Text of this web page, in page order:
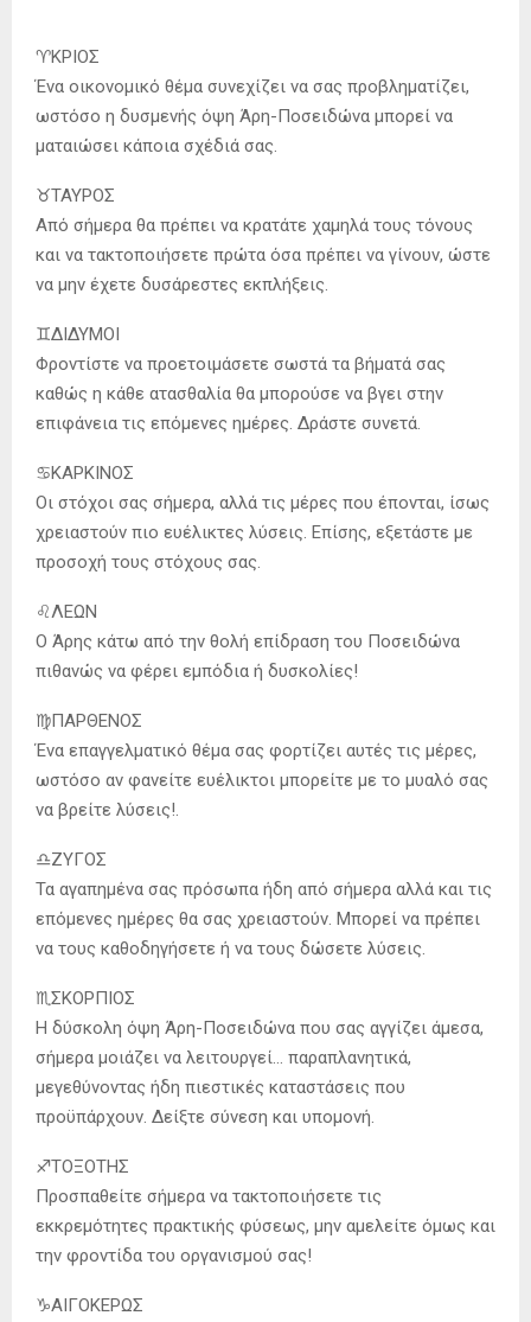
♈️ΚΡΙΟΣ
Ένα οικονομικό θέμα συνεχίζει να σας προβληματίζει,
ωστόσο η δυσμενής όψη Άρη-Ποσειδώνα μπορεί να
ματαιώσει κάποια σχέδιά σας.
♉️ΤΑΥΡΟΣ
Από σήμερα θα πρέπει να κρατάτε χαμηλά τους τόνους
και να τακτοποιήσετε πρώτα όσα πρέπει να γίνουν, ώστε
να μην έχετε δυσάρεστες εκπλήξεις.
♊️ΔΙΔΥΜΟΙ
Φροντίστε να προετοιμάσετε σωστά τα βήματά σας
καθώς η κάθε ατασθαλία θα μπορούσε να βγει στην
επιφάνεια τις επόμενες ημέρες. Δράστε συνετά.
♋️ΚΑΡΚΙΝΟΣ
Οι στόχοι σας σήμερα, αλλά τις μέρες που έπονται, ίσως
χρειαστούν πιο ευέλικτες λύσεις. Επίσης, εξετάστε με
προσοχή τους στόχους σας.
♌️ΛΕΩΝ
Ο Άρης κάτω από την θολή επίδραση του Ποσειδώνα
πιθανώς να φέρει εμπόδια ή δυσκολίες!
♍️ΠΑΡΘΕΝΟΣ
Ένα επαγγελματικό θέμα σας φορτίζει αυτές τις μέρες,
ωστόσο αν φανείτε ευέλικτοι μπορείτε με το μυαλό σας
να βρείτε λύσεις!.
♎️ΖΥΓΟΣ
Τα αγαπημένα σας πρόσωπα ήδη από σήμερα αλλά και τις
επόμενες ημέρες θα σας χρειαστούν. Μπορεί να πρέπει
να τους καθοδηγήσετε ή να τους δώσετε λύσεις.
♏️ΣΚΟΡΠΙΟΣ
Η δύσκολη όψη Άρη-Ποσειδώνα που σας αγγίζει άμεσα,
σήμερα μοιάζει να λειτουργεί… παραπλανητικά,
μεγεθύνοντας ήδη πιεστικές καταστάσεις που
προϋπάρχουν. Δείξτε σύνεση και υπομονή.
♐️ΤΟΞΟΤΗΣ
Προσπαθείτε σήμερα να τακτοποιήσετε τις
εκκρεμότητες πρακτικής φύσεως, μην αμελείτε όμως και
την φροντίδα του οργανισμού σας!
♑️ΑΙΓΟΚΕΡΩΣ